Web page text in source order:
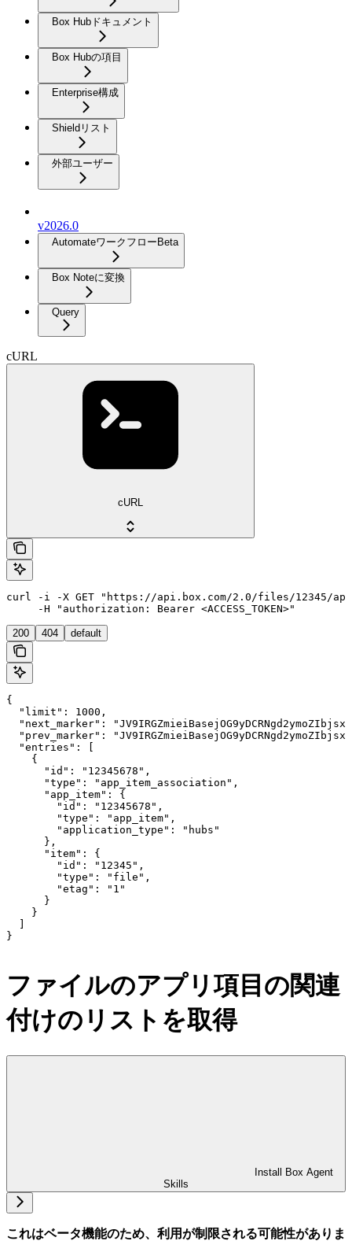
Box Hubドキュメント
Box Hubの項目
Enterprise構成
Shieldリスト
外部ユーザー
v2026.0
Automateワークフロー Beta
Box Noteに変換
Query
cURL
cURL
curl -i -X GET "https://api.box.com/2.0/files/12345/
     -H "authorization: Bearer <ACCESS_TOKEN>"
200 404 default
{
  "limit": 1000,
"next_marker":
"prev_marker":
  "entries": [
    {
      "id": "12345678",
      "type": "app_item_association",
      "app_item": {
        "id": "12345678",
        "type": "app_item",
        "application_type": "hubs"
      },
      "item": {
        "id": "12345",
        "type": "file",
        "etag": "1"
      }
    }
  ]
}
ファイルのアプリ項目の関連
付けのリストを取得
Install Box Agent
Skills
これはベータ機能のため、利用が制限される可能性がありま